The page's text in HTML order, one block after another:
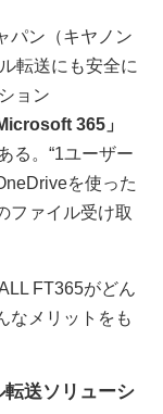
パン（キヤノン
転送にも安全に
ョン
365」
る。“1ユーザー
を使った
ファイル受け取
FT365がどん
なメリットをも
転送ソリューシ